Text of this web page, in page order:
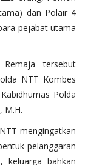
dan Polair 4
pejabat utama
tersebut
NTT Kombes
Polda
M.H.
mengingatkan
pelanggaran
keluarga bahkan